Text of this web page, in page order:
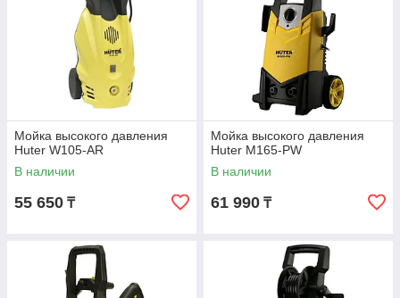
Мойка высокого давления
Huter W105-AR
В наличии
55 650 ₸
Мойка высокого давления
Huter M165-PW
В наличии
61 990 ₸